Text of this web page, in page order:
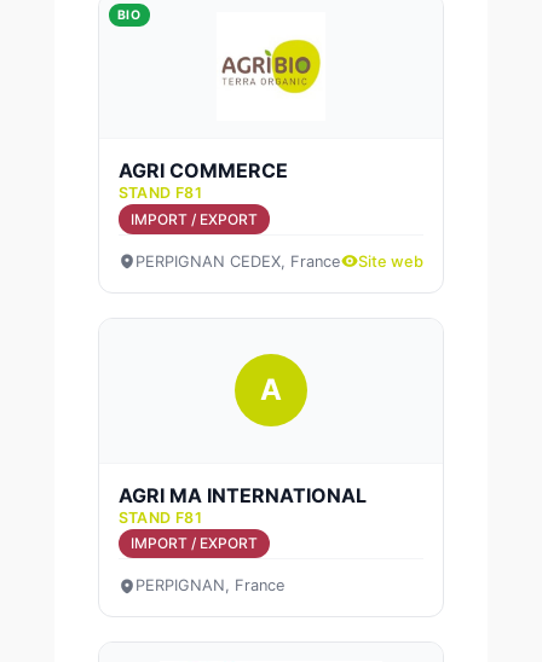
BIO
AGRI COMMERCE
STAND F81
IMPORT / EXPORT
PERPIGNAN CEDEX, France Site web
A
AGRI MA INTERNATIONAL
STAND F81
IMPORT / EXPORT
PERPIGNAN, France